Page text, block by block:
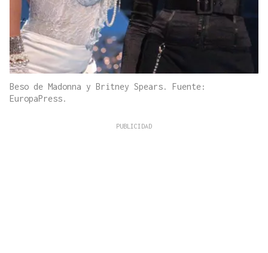
Beso de Madonna y Britney Spears. Fuente:
EuropaPress.